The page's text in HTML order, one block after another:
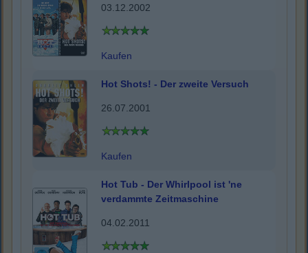
03.12.2002
Kaufen
Hot Shots! - Der zweite Versuch
26.07.2001
Kaufen
Hot Tub - Der Whirlpool ist 'ne
verdammte Zeitmaschine
04.02.2011